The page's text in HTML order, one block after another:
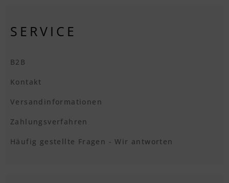
SERVICE
B2B
Kontakt
Versandinformationen
Zahlungsverfahren
Häufig gestellte Fragen - Wir antworten